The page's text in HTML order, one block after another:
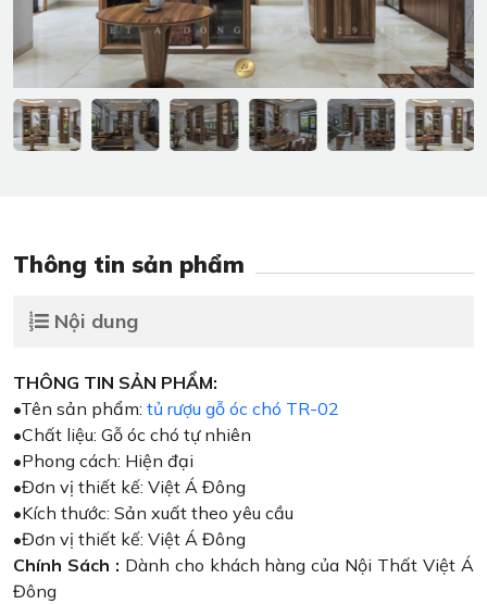
Thông tin sản phẩm
Nội dung
THÔNG TIN SẢN PHẨM:
•Tên sản phẩm: tủ rượu gỗ óc chó TR-02
•Chất liệu: Gỗ óc chó tự nhiên
•Phong cách: Hiện đại
•Đơn vị thiết kế: Việt Á Đông
•Kích thước: Sản xuất theo yêu cầu
•Đơn vị thiết kế: Việt Á Đông
Chính Sách : Dành cho khách hàng của Nội Thất Việt Á
Đông